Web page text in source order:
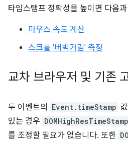
타임스탬프 정확성을 높이면 다음
마우스 속도 계산
스크롤 '버벅거림' 측정
교차 브라우저 및 기존
두 이벤트의 Event.timeStamp
있는 경우 DOMHighResTimeStamp
를 조정할 필요가 없습니다. 또한